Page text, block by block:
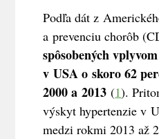
Podľa dát z
a prevenciu chorôb
spôsobených
v USA o skoro 62
2000 a 2013 (1).
výskyt hypertenzie v
medzi rokmi 2013 až